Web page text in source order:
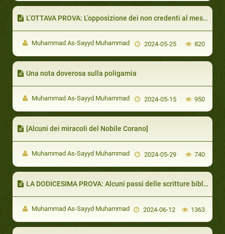
L’OTTAVA PROVA: L’opposizione dei non credenti al messaggero(s) e al suo messaggio e la vittoria concessagli da Allah
Muhammad As-Sayyd Muhammad 2024-05-25 820
Una nota doverosa sulla poligamia
Muhammad As-Sayyd Muhammad 2024-05-15 950
[Alcuni dei miracoli del Nobile Corano]
Muhammad As-Sayyd Muhammad 2024-05-29 740
LA DODICESIMA PROVA: Alcuni passi delle scritture bibliche confermano Muhammad(s) come profet (1/2)a
Muhammad As-Sayyd Muhammad 2024-06-12 1363